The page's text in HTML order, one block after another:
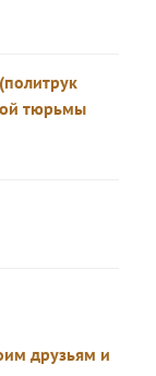
тюрьмы
друзьям и